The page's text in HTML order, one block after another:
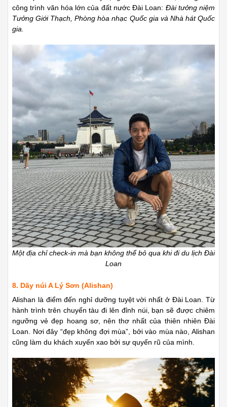
công trình văn hóa lớn của đất nước Đài Loan: Đài tưởng niệm
Tưởng Giới Thạch, Phòng hòa nhạc Quốc gia và Nhà hát Quốc
gia.
Một địa chỉ check-in mà bạn không thể bỏ qua khi đi du lịch Đài
Loan
8. Dãy núi A Lý Sơn (Alishan)
Alishan là điểm đến nghỉ dưỡng tuyệt vời nhất ở Đài Loan. Từ
hành trình trên chuyến tàu đi lên đỉnh núi, bạn sẽ được chiêm
ngưỡng vẻ đẹp hoang sơ, nên thơ nhất của thiên nhiên Đài
Loan. Nơi đây “đẹp không đợi mùa”, bởi vào mùa nào, Alishan
cũng làm du khách xuyến xao bởi sự quyến rũ của mình.